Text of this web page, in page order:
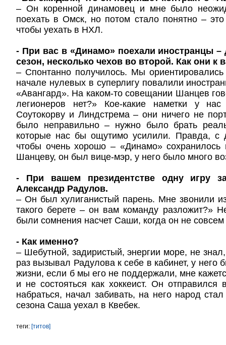
– Он коренной динамовец и мне было
поехать в Омск, но потом стало понятно –
чтобы уехать в НХЛ.
- При вас в «Динамо» поехали иностранцы
сезон, несколько чехов во второй. Как они к
– Спонтанно получилось. Мы
начале нулевых в суперлигу повалили
«Авангард». На каком-то совещании Шанцев
легионеров нет?» Кое-какие наметки у
Соутокорву и Линдстрема – они ничего не
было неправильно – нужно было брать
которые нас бы ощутимо усилили. Правда, с
чтобы очень хорошо – «Динамо» сохранилось
Шанцеву, он был вице-мэр, у него было много
- При вашем президентстве одну игру
Александр Радулов.
– Он был хулиганистый парень. Мне звонили
такого берете – он вам команду разложит?»
были сомнения насчет Саши, когда он не
- Как именно?
– Шебутной, задиристый, энергии море, не
раз вызывал Радулова к себе в кабинет, у
жизни, если б мы его не поддержали, мне
и не состояться как хоккеист. Он
набраться, начал забивать, на него народ
сезона Саша уехал в Квебек.
теги: [титов]